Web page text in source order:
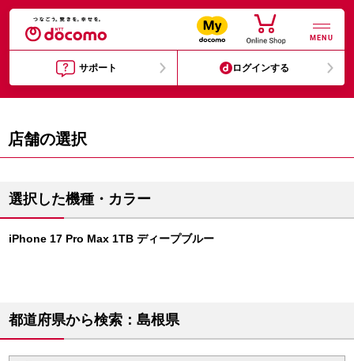
MENU
サポート ログインする
店舗の選択
選択した機種・カラー
iPhone 17 Pro Max 1TB ディープブルー
都道府県から検索：島根県